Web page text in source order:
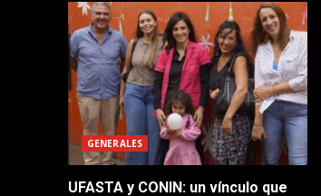
GENERALES
UFASTA y CONIN: un vínculo que